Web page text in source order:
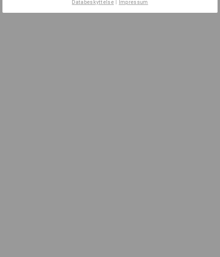
Databeskyttelse| Impressum